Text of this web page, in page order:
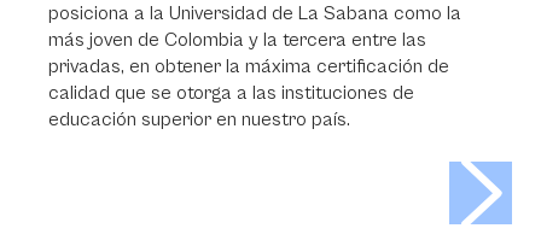
posiciona a la Universidad de La Sabana como la
más joven de Colombia y la tercera entre las
privadas, en obtener la máxima certificación de
calidad que se otorga a las instituciones de
educación superior en nuestro país.